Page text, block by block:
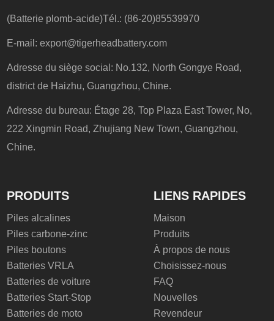
(Batterie plomb-acide)Tél.: (86-20)85539970
E-mail:export@tigerheadbattery.com
Adresse du siège social: No.132, North Gongye Road,
district de Haizhu, Guangzhou, Chine.
Adresse du bureau: Étage 28, Top Plaza East Tower, No,
222 Xingmin Road, Zhujiang New Town, Guangzhou,
Chine.
PRODUITS
Piles alcalines
Piles carbone-zinc
Piles boutons
Batteries VRLA
Batteries de voiture
Batteries Start-Stop
Batteries de moto
LIENS RAPIDES
Maison
Produits
À propos de nous
Choisissez-nous
FAQ
Nouvelles
Revendeur